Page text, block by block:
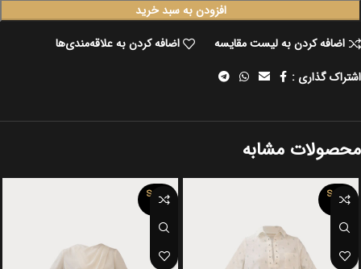
افزودن به سبد خرید
اضافه کردن به لیست مقایسه
اضافه کردن به علاقه‌مندی‌ها
اشتراک گذاری :
محصولات مشابه
SOLD
OUT
SOLD
OUT